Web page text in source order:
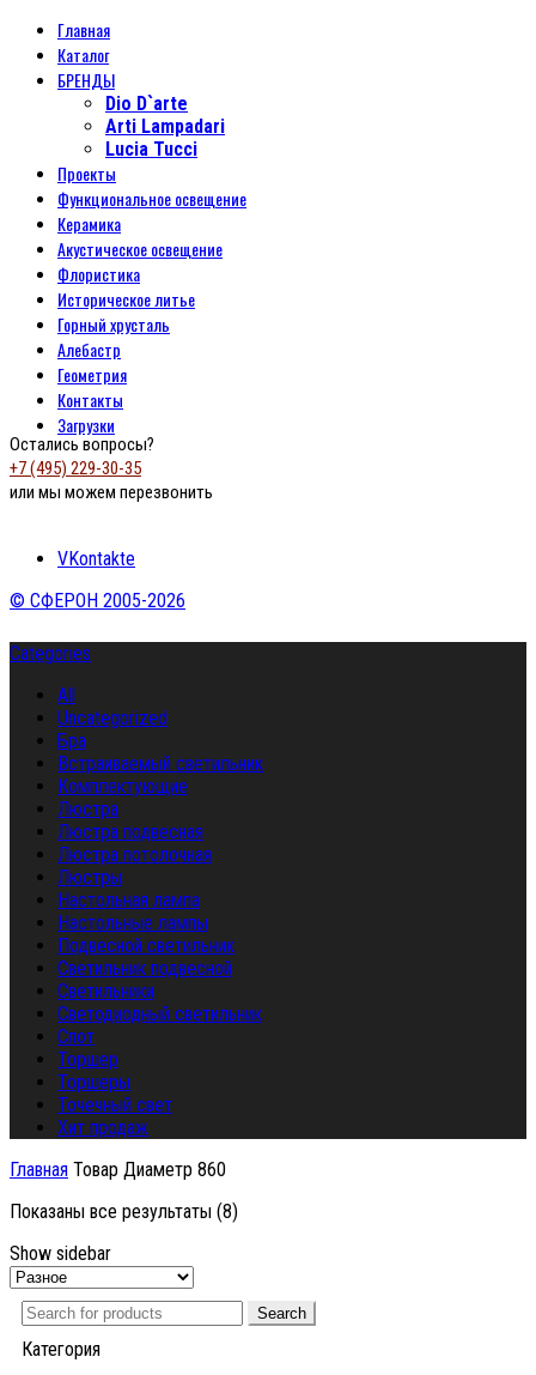
Главная
Каталог
БРЕНДЫ
Dio D`arte
Arti Lampadari
Lucia Tucci
Проекты
Функциональное освещение
Керамика
Акустическое освещение
Флористика
Историческое литье
Горный хрусталь
Алебастр
Геометрия
Контакты
Загрузки
Остались вопросы?
+7 (495) 229-30-35
или мы можем перезвонить
VKontakte
© СФЕРОН 2005-2026
Categories
All
Uncategorized
Бра
Встраиваемый светильник
Комплектующие
Люстра
Люстра подвесная
Люстра потолочная
Люстры
Настольная лампа
Настольные лампы
Подвесной светильник
Светильник подвесной
Светильники
Светодиодный светильник
Спот
Торшер
Торшеры
Точечный свет
Хит продаж
Главная Товар Диаметр 860
Показаны все результаты (8)
Show sidebar
Search
Категория